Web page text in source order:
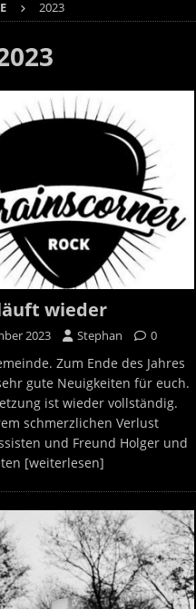
2023
wieder
2023 Stephan 0
Zum Ende des Jahres
gute Neuigkeiten für euch.
ist wieder vollständig.
schmerzlichen Verlust
und Freund Holger und
[weiterlesen]